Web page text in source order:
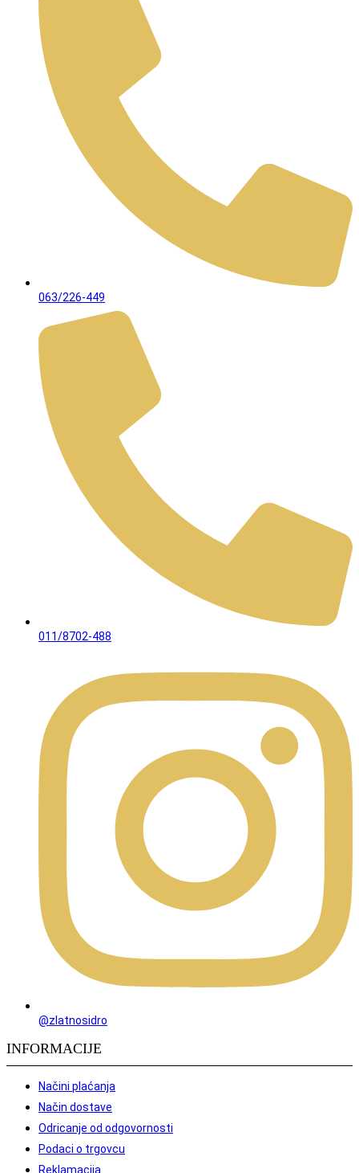
063/226-449
011/8702-488
@zlatnosidro
INFORMACIJE
Načini plaćanja
Način dostave
Odricanje od odgovornosti
Podaci o trgovcu
Reklamacija